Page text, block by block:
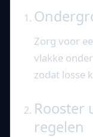
Zorg voor
vlakke
zodat losse
Rooster
regelen